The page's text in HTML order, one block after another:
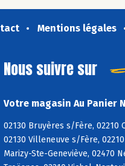
Mentions légales
Nous suivre sur
Votre magasin Au Panier
02130 Bruyères s/Fère, 02210
02130 Villeneuve s/Fère,
Marizy-Ste-Geneviève, 02470